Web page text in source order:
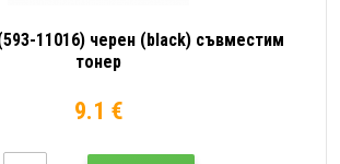
11016) черен (black) съвместим
тонер
9.1 €